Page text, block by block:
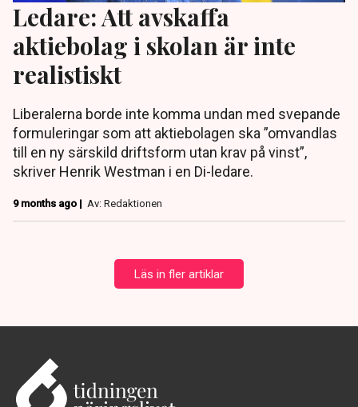
Ledare: Att avskaffa
aktiebolag i skolan är inte
realistiskt
Liberalerna borde inte komma undan med svepande
formuleringar som att aktiebolagen ska ”omvandlas
till en ny särskild driftsform utan krav på vinst”,
skriver Henrik Westman i en Di-ledare.
9 months ago | Av: Redaktionen
Läs in fler artiklar